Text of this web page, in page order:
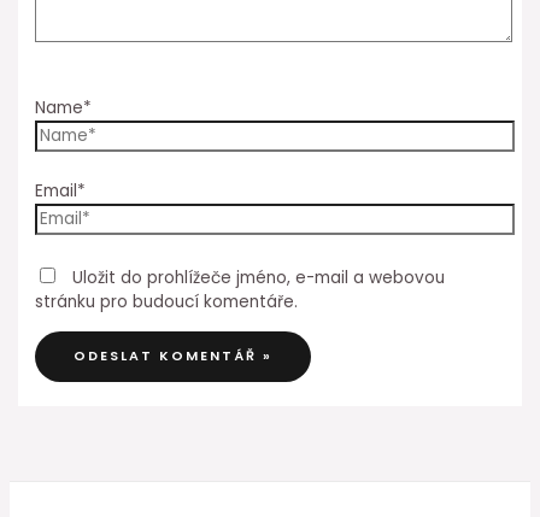
Name*
Email*
Uložit do prohlížeče jméno, e-mail a webovou
stránku pro budoucí komentáře.